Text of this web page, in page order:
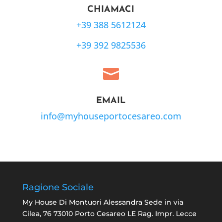
CHIAMACI
+39 388 5612124
+39 392 9825536

EMAIL
info@myhouseportocesareo.com
Ragione Sociale
My House Di Montuori Alessandra Sede in via
Cilea, 76 73010 Porto Cesareo LE Rag. Impr. Lecce